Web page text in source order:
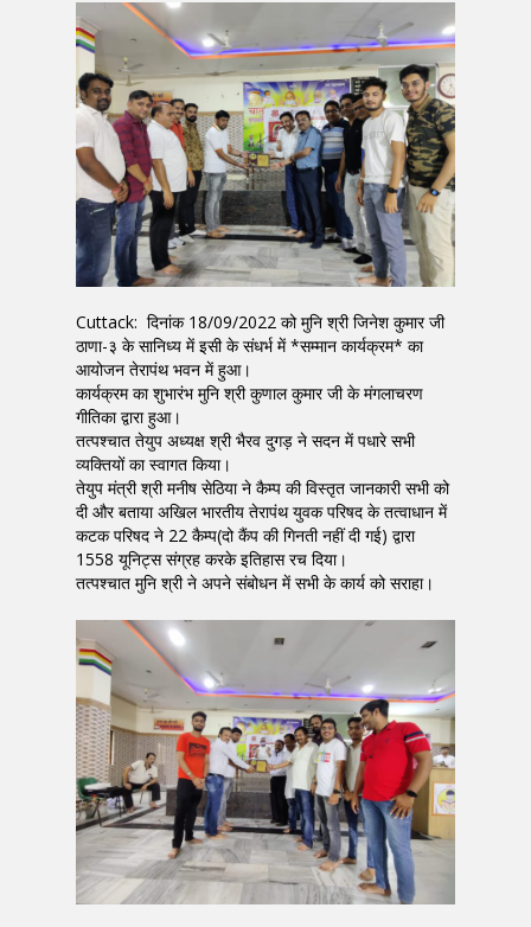
Cuttack: दिनांक 18/09/2022 को मुनि श्री जिनेश कुमार जी
ठाणा-३ के सानिध्य में इसी के संधर्भ में *सम्मान कार्यक्रम* का
आयोजन तेरापंथ भवन में हुआ।
कार्यक्रम का शुभारंभ मुनि श्री कुणाल कुमार जी के मंगलाचरण
गीतिका द्वारा हुआ।
तत्पश्चात तेयुप अध्यक्ष श्री भैरव दुगड़ ने सदन में पधारे सभी
व्यक्तियों का स्वागत किया।
तेयुप मंत्री श्री मनीष सेठिया ने कैम्प की विस्तृत जानकारी सभी को
दी और बताया अखिल भारतीय तेरापंथ युवक परिषद के तत्वाधान में
कटक परिषद ने 22 कैम्प(दो कैंप की गिनती नहीं दी गई) द्वारा
1558 यूनिट्स संग्रह करके इतिहास रच दिया।
तत्पश्चात मुनि श्री ने अपने संबोधन में सभी के कार्य को सराहा।